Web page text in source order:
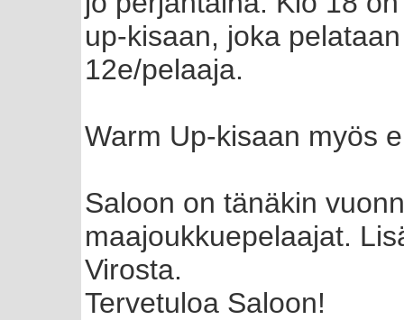
up-kisaan, joka
12e/pelaaja.
Warm Up-kisaan myös
Saloon on tänäkin
maajoukkuepelaajat.
Virosta.
Tervetuloa Saloon!